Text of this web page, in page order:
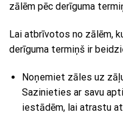
zālēm pēc derīguma
Lai atbrīvotos no zālēm,
derīguma termiņš ir
Noņemiet zāles uz
Sazinieties ar savu
iestādēm, lai atrastu